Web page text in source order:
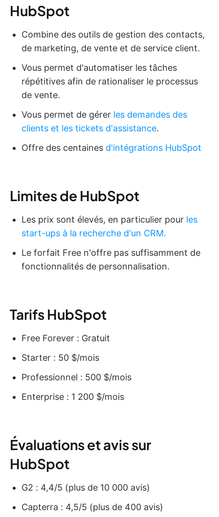
HubSpot
Combine des outils de gestion des contacts,
de marketing, de vente et de service client.
Vous permet d'automatiser les tâches
répétitives afin de rationaliser le processus
de vente.
Vous permet de gérer les demandes des
clients et les tickets d'assistance.
Offre des centaines d'intégrations HubSpot
Limites de HubSpot
Les prix sont élevés, en particulier pour les
start-ups à la recherche d'un CRM.
Le forfait Free n'offre pas suffisamment de
fonctionnalités de personnalisation.
Tarifs HubSpot
Free Forever : Gratuit
Starter : 50 $/mois
Professionnel : 500 $/mois
Enterprise : 1 200 $/mois
Évaluations et avis sur
HubSpot
G2 : 4,4/5 (plus de 10 000 avis)
Capterra : 4,5/5 (plus de 400 avis)